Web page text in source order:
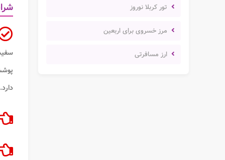
تور کربلا نوروز
مرز خسروی برای اربعین
ارز مسافرتی
دارد.